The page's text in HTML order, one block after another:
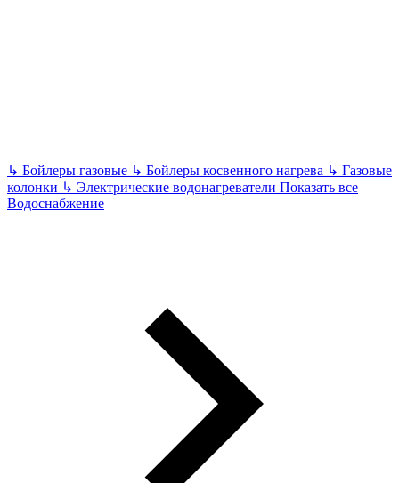
↳ Бойлеры газовые ↳ Бойлеры косвенного нагрева ↳ Газовые
колонки ↳ Электрические водонагреватели Показать все
Водоснабжение